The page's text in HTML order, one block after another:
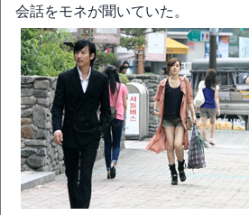
会話をモネが聞いていた。